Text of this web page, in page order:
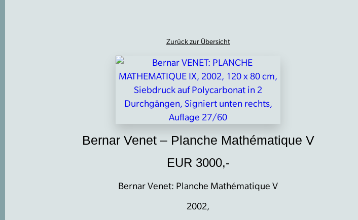
Zurück zur Übersicht
Bernar Venet – Planche Mathématique V
EUR 3000,-
Bernar Venet: Planche Mathématique V
2002,